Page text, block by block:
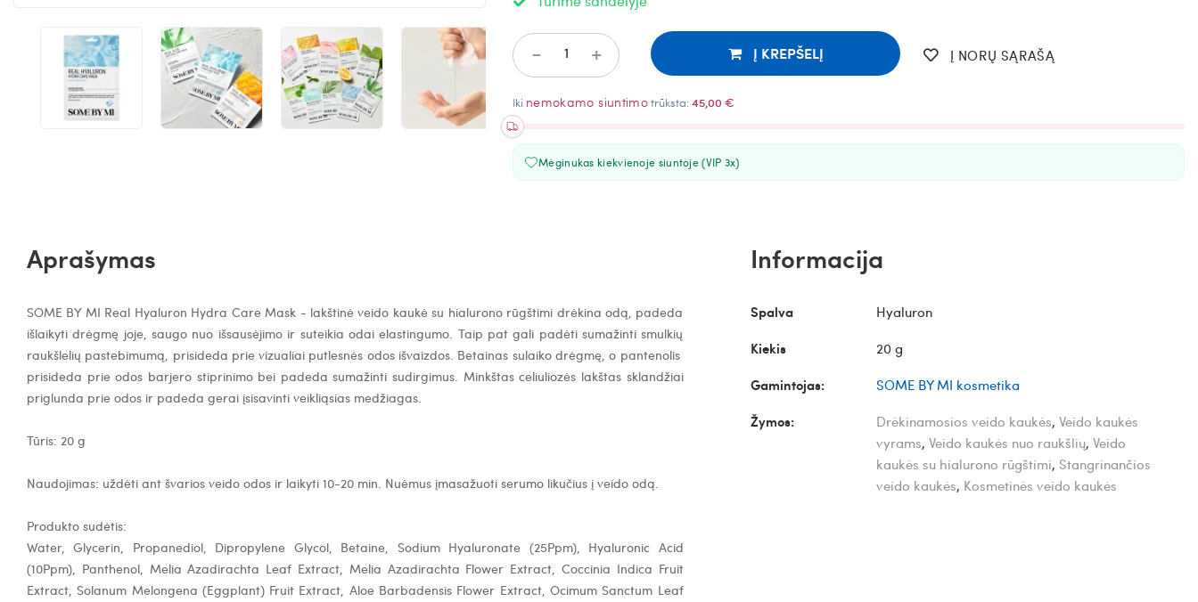
+
- Į KREPŠELĮ Į NORŲ SĄRAŠĄ
Iki nemokamo siuntimotrūksta:45,00 €
Mėginukas kiekvienoje siuntoje (VIP 3x)
Aprašymas
SOME BY MI Real Hyaluron Hydra Care Mask - lakštinė veido kaukė su hialurono rūgštimi drėkina odą, padeda
išlaikyti drėgmę joje, saugo nuo išsausėjimo ir suteikia odai elastingumo. Taip pat gali padėti sumažinti smulkių
raukšlelių pastebimumą, prisideda prie vizualiai putlesnės odos išvaizdos. Betainas sulaiko drėgmę, o pantenolis
prisideda prie odos barjero stiprinimo bei padeda sumažinti sudirgimus. Minkštas celiuliozės lakštas sklandžiai
priglunda prie odos ir padeda gerai įsisavinti veikliąsias medžiagas.
Tūris: 20 g
Naudojimas: uždėti ant švarios veido odos ir laikyti 10-20 min. Nuėmus įmasažuoti serumo likučius į veido odą.
Produkto sudėtis:
Water, Glycerin, Propanediol, Dipropylene Glycol, Betaine, Sodium Hyaluronate (25Ppm), Hyaluronic Acid
(10Ppm), Panthenol, Melia Azadirachta Leaf Extract, Melia Azadirachta Flower Extract, Coccinia Indica Fruit
Extract, Solanum Melongena (Eggplant) Fruit Extract, Aloe Barbadensis Flower Extract, Ocimum Sanctum Leaf
Informacija
Spalva
Hyaluron
Kiekis
20 g
Gamintojas:
SOME BY MI kosmetika
Žymos:
Drėkinamosios veido kaukės, Veido kaukės
vyrams, Veido kaukės nuo raukšlių, Veido
kaukės su hialurono rūgštimi, Stangrinančios
veido kaukės, Kosmetinės veido kaukės